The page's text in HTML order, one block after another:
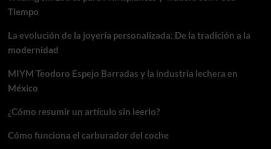
Tiempo
La evolución de la joyería personalizada: De la tradición a la
modernidad
MIYM Teodoro Espejo Barradas y la industria lechera en
México
¿Cómo resumir un artículo sin leerlo?
Cómo funciona el carburador del coche